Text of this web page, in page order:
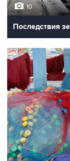
10
Последствия